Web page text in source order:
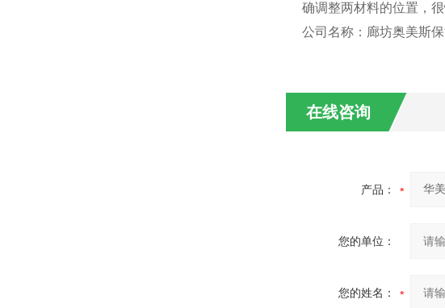
确调整两材料的位置，
公司名称：廊坊奥美斯
在线咨询
产品：
您的单位：
您的姓名：